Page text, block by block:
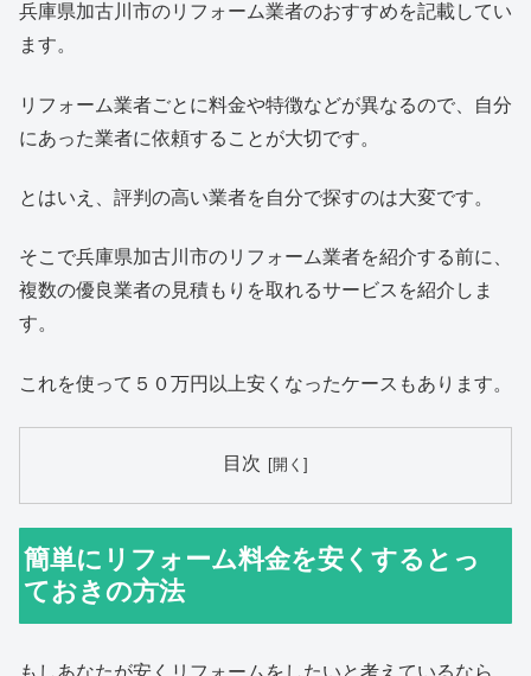
兵庫県加古川市のリフォーム業者のおすすめを記載してい
ます。
リフォーム業者ごとに料金や特徴などが異なるので、自分
にあった業者に依頼することが大切です。
とはいえ、評判の高い業者を自分で探すのは大変です。
そこで兵庫県加古川市のリフォーム業者を紹介する前に、
複数の優良業者の見積もりを取れるサービスを紹介しま
す。
これを使って５０万円以上安くなったケースもあります。
目次
簡単にリフォーム料金を安くするとっ
ておきの方法